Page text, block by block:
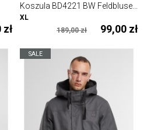
zł
Koszula BD4221 BW Feldbluse...
99,00 zł
189,00 zł
XL
SALE